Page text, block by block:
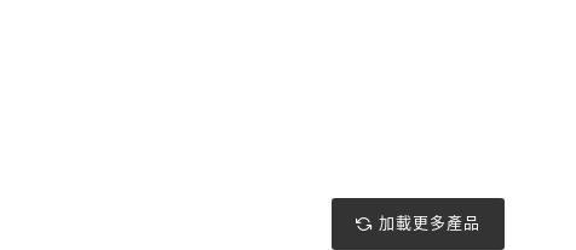
加載更多產品